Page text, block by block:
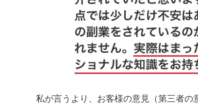
私が言うより、お客様の意見（第三者